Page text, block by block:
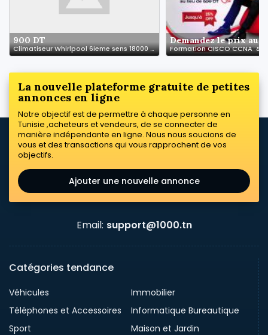
900 DT
Climatiseur Whirlpool 6ieme sens 18000 btu
Demandez le prix au
La nouvelle plateforme gratuite de petites
annonces en ligne
Notre objectif est de permettre à chaque personne en
Tunisie ,acheteurs et vendeurs, de se connecter de
manière indépendante en ligne. Nous nous soucions de
vous et des transactions qui vous rapprochent de vos
objectifs.
Ajouter une nouvelle annonce
Email: support@1000.tn
Catégories tendance
Véhicules
Immobilier
Téléphones et Accessoires
Informatique Bureautique
Sport
Maison et Jardin